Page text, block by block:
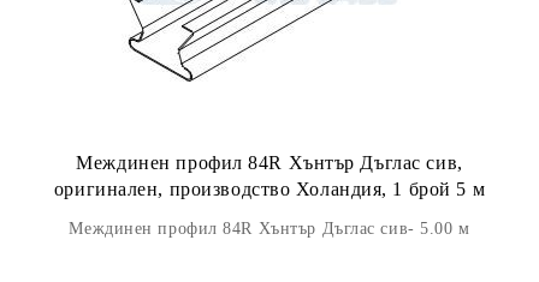
Междинен профил 84R Хънтър Дъглас сив,
оригинален, производство Холандия, 1 брой 5 м
Междинен профил 84R Хънтър Дъглас сив- 5.00 м